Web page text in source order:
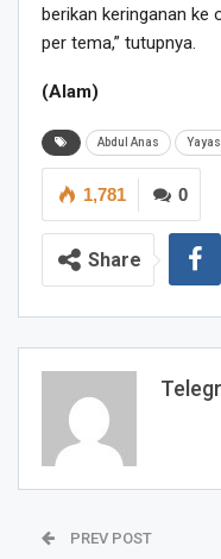
berikan keringanan ke
per tema,” tutupnya.
(Alam)
Abdul Anas
0
1,781
Share
PREV POST